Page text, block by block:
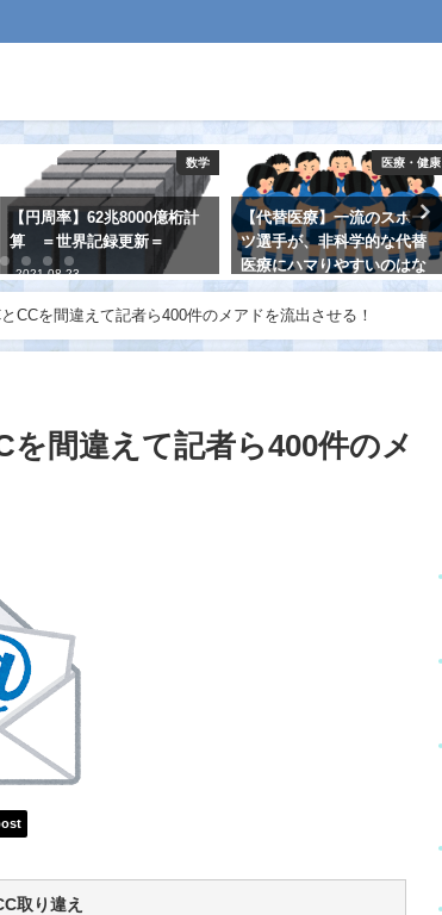
数学
【円周率】62兆8000億桁計
算 ＝世界記録更新＝
2021-08-23
医療・健康
【代替医療】一流のスポー
ツ選手が、非科学的な代替
医療にハマりやすいのはな
2021-08-31
CCを間違えて記者ら400件のメアドを流出させる！
を間違えて記者ら400件のメ
取り違え